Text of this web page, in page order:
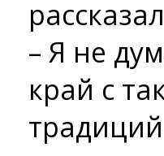
– Я не
край с